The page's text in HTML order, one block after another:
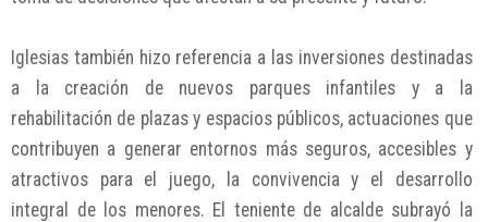
Iglesias también hizo referencia a las inversiones destinadas
a la creación de nuevos parques infantiles y a la
rehabilitación de plazas y espacios públicos, actuaciones que
contribuyen a generar entornos más seguros, accesibles y
atractivos para el juego, la convivencia y el desarrollo
integral de los menores. El teniente de alcalde subrayó la